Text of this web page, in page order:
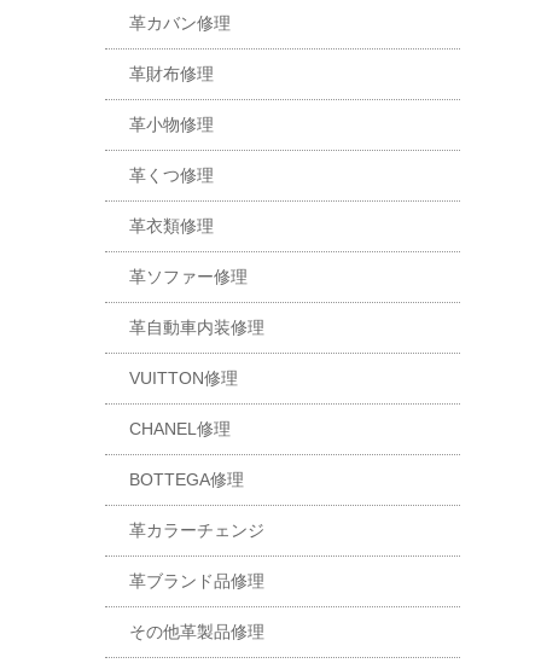
革カバン修理
革財布修理
革小物修理
革くつ修理
革衣類修理
革ソファー修理
革自動車内装修理
VUITTON修理
CHANEL修理
BOTTEGA修理
革カラーチェンジ
革ブランド品修理
その他革製品修理